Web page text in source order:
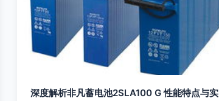
深度解析非凡蓄电池2SLA100 G 性能特点与实